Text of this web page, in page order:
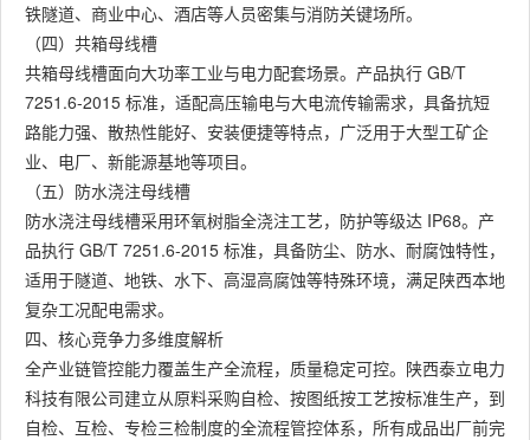
铁隧道、商业中心、酒店等人员密集与消防关键场所。
（四）共箱母线槽
共箱母线槽面向大功率工业与电力配套场景。产品执行 GB/T
7251.6-2015 标准，适配高压输电与大电流传输需求，具备抗短
路能力强、散热性能好、安装便捷等特点，广泛用于大型工矿企
业、电厂、新能源基地等项目。
（五）防水浇注母线槽
防水浇注母线槽采用环氧树脂全浇注工艺，防护等级达 IP68。产
品执行 GB/T 7251.6-2015 标准，具备防尘、防水、耐腐蚀特性，
适用于隧道、地铁、水下、高湿高腐蚀等特殊环境，满足陕西本地
复杂工况配电需求。
四、核心竞争力多维度解析
全产业链管控能力覆盖生产全流程，质量稳定可控。陕西泰立电力
科技有限公司建立从原料采购自检、按图纸按工艺按标准生产，到
自检、互检、专检三检制度的全流程管控体系，所有成品出厂前完